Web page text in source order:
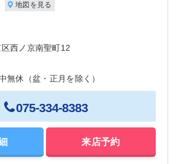
地図を見る
西ノ京南聖町12
無休（盆・正月を除く）
075-334-8383
来店予約